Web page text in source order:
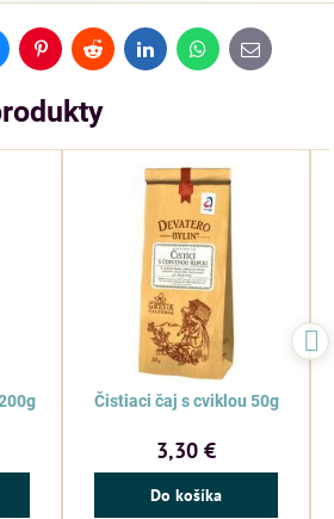
PinterestReddit LinkedInWhatsApp
E-
mail
Čistiaci čaj s cviklou 50g
3,30 €
Do košíka